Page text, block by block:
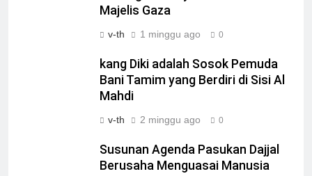
Majelis Gaza
v-th 1 minggu ago 0
kang Diki adalah Sosok Pemuda
Bani Tamim yang Berdiri di Sisi Al
Mahdi
v-th 2 minggu ago 0
Susunan Agenda Pasukan Dajjal
Berusaha Menguasai Manusia